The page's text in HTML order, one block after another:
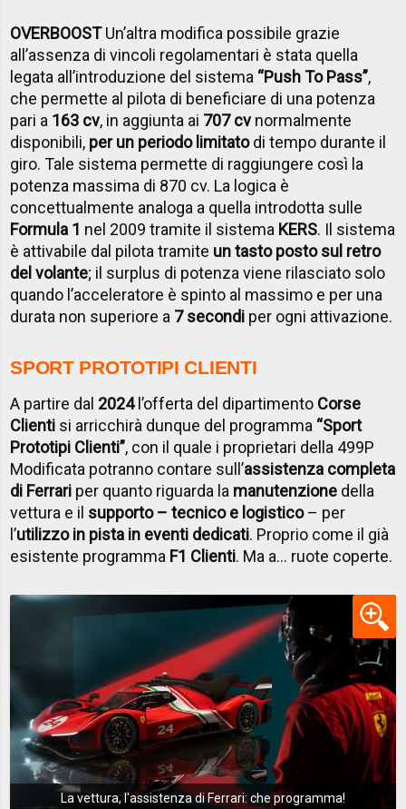
OVERBOOSTUn’altra modifica possibile grazie
all’assenza di vincoli regolamentari è stata quella
legata all’introduzione del sistema “Push To Pass”,
che permette al pilota di beneficiare di una potenza
pari a 163 cv, in aggiunta ai 707 cvnormalmente
disponibili, per un periodo limitatodi tempo durante il
giro. Tale sistema permette di raggiungere così la
potenza massima di 870 cv. La logica è
concettualmente analoga a quella introdotta sulle
Formula 1 nel 2009 tramite il sistema KERS. Il sistema
è attivabile dal pilota tramite un tasto posto sul retro
del volante; il surplus di potenza viene rilasciato solo
quando l’acceleratore è spinto al massimo e per una
durata non superiore a 7 secondi per ogni attivazione.
SPORT PROTOTIPI CLIENTI
A partire dal 2024l’offerta del dipartimento Corse
Clienti si arricchirà dunque del programma “Sport
Prototipi Clienti”, con il quale i proprietari della 499P
Modificata potranno contare sull’assistenza completa
di Ferrari per quanto riguarda la manutenzione della
vettura e il supporto – tecnico e logistico– per
l’utilizzo in pista in eventi dedicati. Proprio come il già
esistente programma F1 Clienti. Ma a... ruote coperte.
La vettura, l'assistenza di Ferrari: che programma!